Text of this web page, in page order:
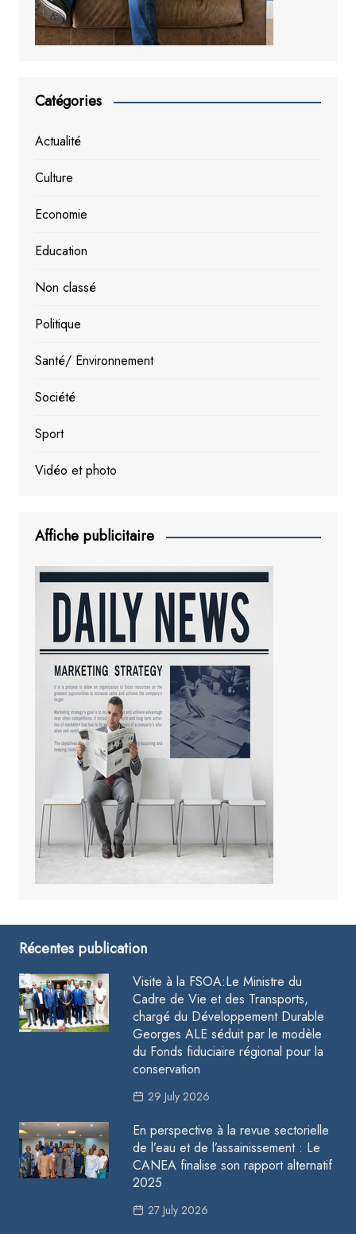
Catégories
Actualité
Culture
Economie
Education
Non classé
Politique
Santé/ Environnement
Société
Sport
Vidéo et photo
Affiche publicitaire
Récentes publication
Visite à la FSOA:Le Ministre du
Cadre de Vie et des Transports,
chargé du Développement Durable
Georges ALE séduit par le modèle
du Fonds fiduciaire régional pour la
conservation
29 July 2026
En perspective à la revue sectorielle
de l’eau et de l’assainissement : Le
CANEA finalise son rapport alternatif
2025
27 July 2026